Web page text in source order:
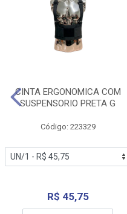
CINTA ERGONOMICA COM
SUSPENSORIO PRETA G
Código: 223329
R$ 45,75